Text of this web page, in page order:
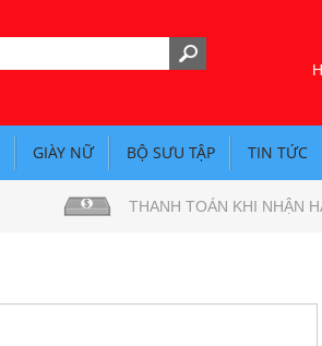
GIÀY NỮ BỘ SƯU TẬP TIN TỨC
THANH TOÁN KHI NHẬN